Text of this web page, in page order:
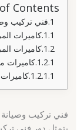
Contents
فني تركيب
كاميرات
كاميرات
كاميرات
فني تركيب وصيانة